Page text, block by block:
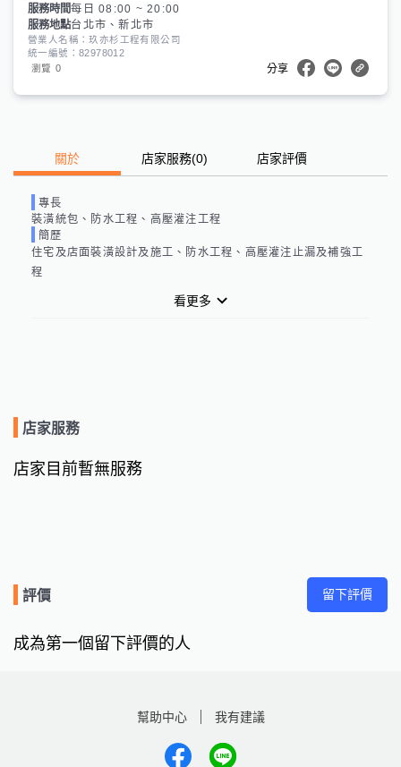
服務時間每日 08:00 ~ 20:00
服務地點台北市、新北市
營業人名稱：玖亦杉工程有限公司
統一編號：82978012
瀏覽 0 分享
關於 店家服務(0) 店家評價
專長
裝潢統包、防水工程、高壓灌注工程
簡歷
住宅及店面裝潢設計及施工、防水工程、高壓灌注止漏及補強工
程
看更多
店家服務
店家目前暫無服務
評價 留下評價
成為第一個留下評價的人
幫助中心 我有建議